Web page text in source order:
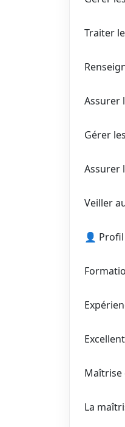
Traiter
Assurer
Gérer
Assurer
Veiller
👤
La